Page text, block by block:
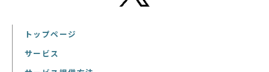
トップページ
サービス